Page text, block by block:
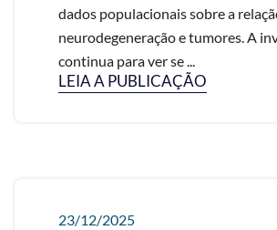
dados populacionais sobre a
neurodegeneração e tumores. A
continua para ver se ...
LEIA A PUBLICAÇÃO
23/12/2025